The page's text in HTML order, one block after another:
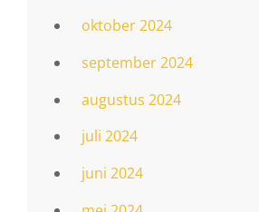
oktober 2024
september 2024
augustus 2024
juli 2024
juni 2024